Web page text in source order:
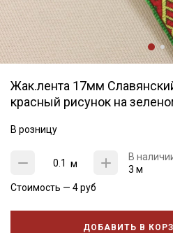
Жак.лента 17мм
красный рисунок на
В розницу
м
В
3 м
Стоимость — 4руб
ДОБАВИТЬ В